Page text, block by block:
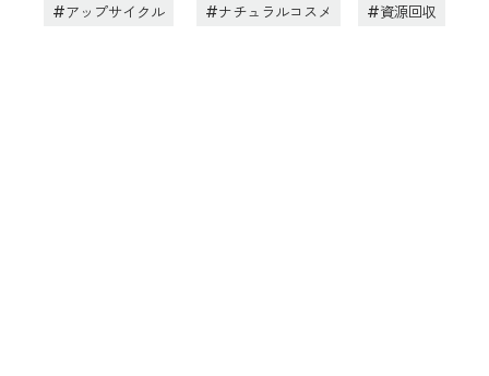
アップサイクル
ナチュラルコスメ 資源回収